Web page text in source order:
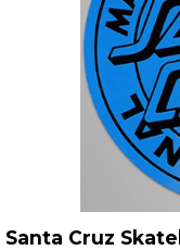
Santa Cruz